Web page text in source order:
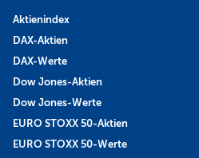
Aktienindex
DAX-Aktien
DAX-Werte
Dow Jones-Aktien
Dow Jones-Werte
EURO STOXX 50-Aktien
EURO STOXX 50-Werte